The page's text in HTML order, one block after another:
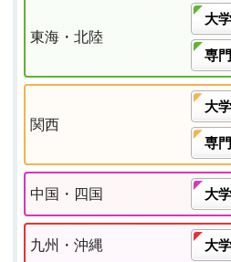
東海・北陸
大
専
関西
大
専
中国・四国 大
九州・沖縄 大